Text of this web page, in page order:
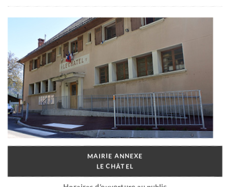
MAIRIE ANNEXE
LE CHÂTEL